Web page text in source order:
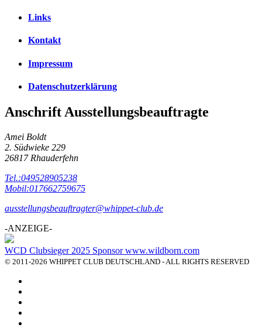
Links
Kontakt
Impressum
Datenschutzerklärung
Anschrift Ausstellungsbeauftragte
Amei Boldt
2. Südwieke 229
26817 Rhauderfehn
Tel.:049528905238
Mobil:017662759675
ausstellungsbeauftragter@whippet-club.de
-ANZEIGE-
WCD Clubsieger 2025 Sponsor www.wildborn.com
© 2011-2026 WHIPPET CLUB DEUTSCHLAND - ALL RIGHTS RESERVED